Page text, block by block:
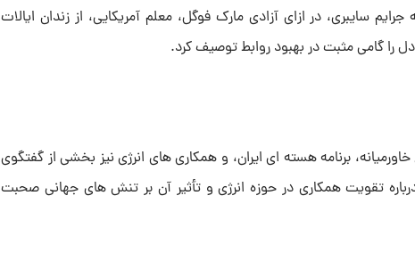
سایبری، در ازای آزادی مارک فوگل، معلم آمریکایی، از زندان ایالات
را گامی مثبت در بهبود روابط توصیف کرد.
برنامه هسته ای ایران، و همکاری های انرژی نیز بخشی از گفتگوی
تقویت همکاری در حوزه انرژی و تأثیر آن بر تنش های جهانی صحبت